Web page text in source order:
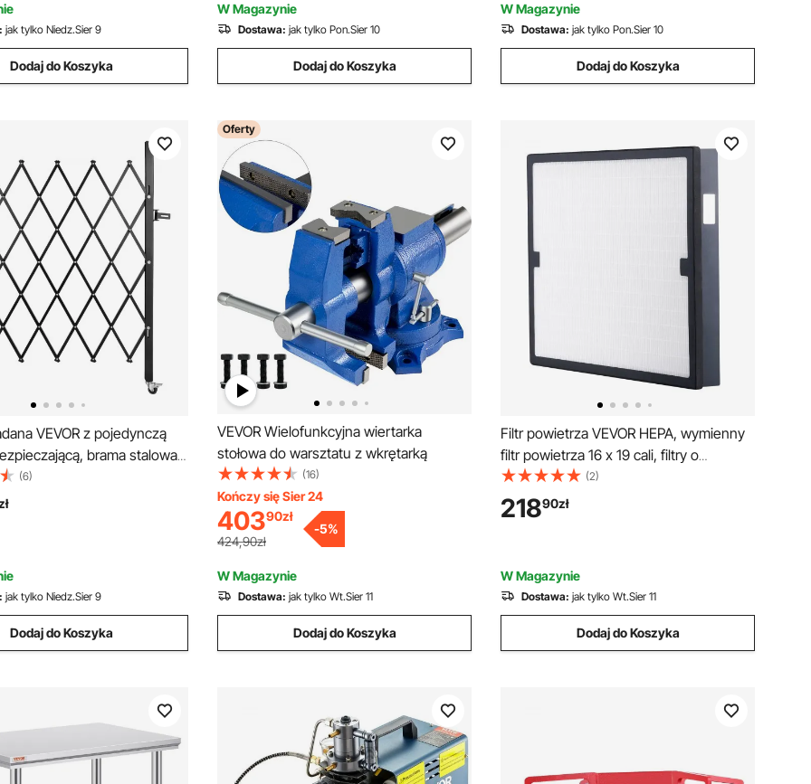
jak tylko Niedz.Sier 9
Dodaj do Koszyka
W Magazynie
Dostawa: jak tylko Pon.Sier 10
Dodaj do Koszyka
W Magazynie
Dostawa: jak tylko Pon.Sier 10
Dodaj do Koszyka
VEVOR z pojedynczą
brama stalowa
elastyczna,
brama zabezpieczająca,
(6)
jak tylko Niedz.Sier 9
Dodaj do Koszyka
Oferty
VEVOR Wielofunkcyjna wiertarka
stołowa do warsztatu z wkrętarką
(16)
Kończy się Sier 24
40390zł
424,90zł
-5%
W Magazynie
Dostawa: jak tylko Wt.Sier 11
Dodaj do Koszyka
Filtr powietrza VEVOR HEPA, wymienny
filtr powietrza 16 x 19 cali, filtry o
wysokiej wydajności poziomu 3,
kompatybilny z oczyszczaczami
powietrza BlueDri i VEVOR,
(2)
21890zł
W Magazynie
Dostawa: jak tylko Wt.Sier 11
Dodaj do Koszyka